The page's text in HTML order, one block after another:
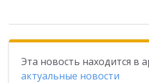
Эта новость находится в
актуальные новости